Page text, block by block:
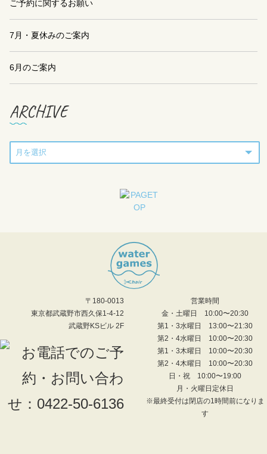
ご予約に関するお願い
7月・夏休みのご案内
6月のご案内
ARCHIVE
〒180-0013
東京都武蔵野市西久保1-4-12
武蔵野KSビル 2F
営業時間
金・土曜日 10:00〜20:30
第1・3水曜日 13:00〜21:30
第2・4水曜日 10:00〜20:30
第1・3木曜日 10:00〜20:30
第2・4木曜日 10:00〜20:30
日・祝 10:00〜19:00
月・火曜日定休日
※最終受付は閉店の1時間前になりま
す